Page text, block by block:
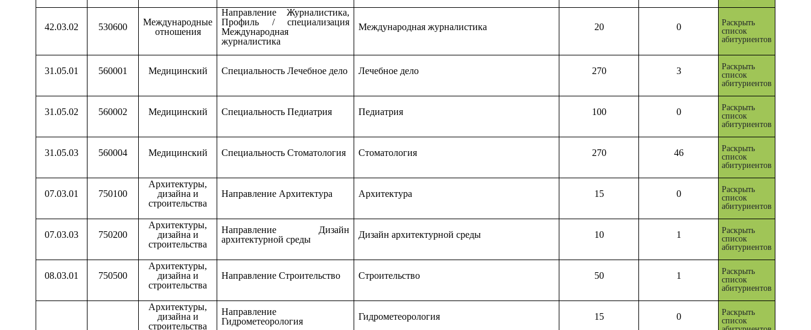
42.03.02 530600
Международные
отношения
Направление Журналистика,
Профиль / специализация
Международная
журналистика
Международная журналистика 20 0
Раскрыть
список
абитуриентов
31.05.01 560001 Медицинский Специальность Лечебное дело Лечебное дело 270 3
Раскрыть
список
абитуриентов
31.05.02 560002 Медицинский Специальность Педиатрия Педиатрия 100 0
Раскрыть
список
абитуриентов
31.05.03 560004 Медицинский Специальность Стоматология Стоматология 270 46
Раскрыть
список
абитуриентов
07.03.01 750100
Архитектуры,
дизайна и
строительства
Направление Архитектура Архитектура 15 0
Раскрыть
список
абитуриентов
07.03.03 750200
Архитектуры,
дизайна и
строительства
Направление Дизайн
архитектурной среды
Дизайн архитектурной среды 10 1
Раскрыть
список
абитуриентов
08.03.01 750500
Архитектуры,
дизайна и
строительства
Направление Строительство Строительство 50 1
Раскрыть
список
абитуриентов
Архитектуры,
дизайна и
строительства
Направление
Гидрометеорология
Гидрометеорология 15 0
Раскрыть
список